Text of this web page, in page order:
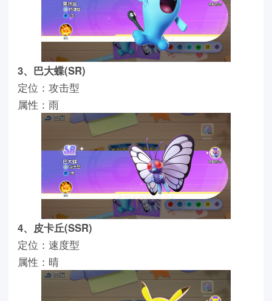
3、巴大蝶(SR)
定位：攻击型
属性：雨
4、皮卡丘(SSR)
定位：速度型
属性：晴